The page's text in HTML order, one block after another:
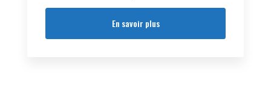
En savoir plus